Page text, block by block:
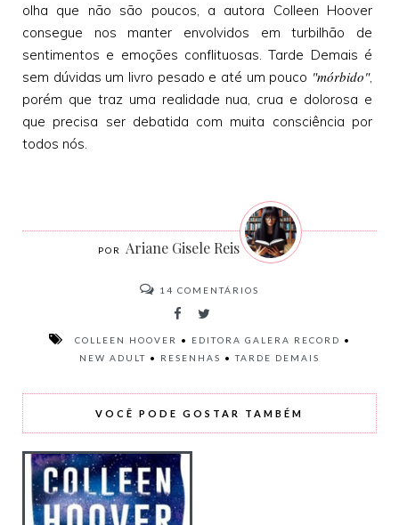
olha que não são poucos, a autora Colleen Hoover
consegue nos manter envolvidos em turbilhão de
sentimentos e emoções conflituosas. Tarde Demais é
sem dúvidas um livro pesado e até um pouco "mórbido",
porém que traz uma realidade nua, crua e dolorosa e
que precisa ser debatida com muita consciência por
todos nós.
Ariane Gisele Reis
14 COMENTÁRIOS
COLLEEN HOOVER • EDITORA GALERA RECORD •
NEW ADULT • RESENHAS •TARDE DEMAIS
VOCÊ PODE GOSTAR TAMBÉM